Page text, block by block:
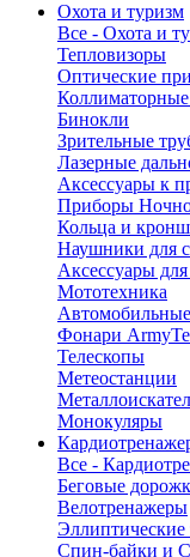
Охота и туризм
Все - Охота и
Тепловизоры
Оптические
Бинокли
Зрительные
Лазерные
Аксессуары к
Приборы
Кольца и
Наушники для
Аксессуары
Мототехника
Фонари
Телескопы
Метеостанции
Монокуляры
Все -
Беговые
Велотренажеры
Спин-байки и